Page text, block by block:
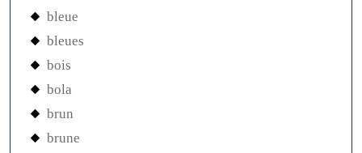
bleue
bleues
bois
bola
brun
brune